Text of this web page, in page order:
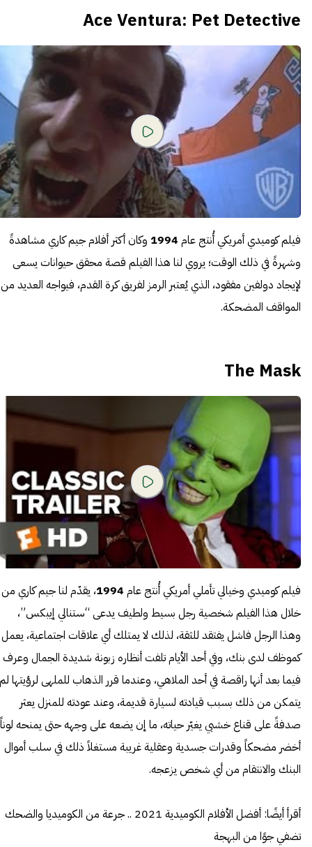
Ace Ventura: Pet Detective
فيلم كوميدي أمريكي أُنتج عام 1994 وكان أكثر أفلام جيم كاري مشاهدةً
وشهرةً في ذلك الوقت؛ يروي لنا هذا الفيلم قصة محققحيوانات يسعى
لإيجاد دولفين مفقود، الذي يُعتبر الرمز لفريق كرة القدم، فيواجه العديد من
المواقف المضحكة.
The Mask
فيلم كوميدي وخيالي تأملي أمريكي أُنتج عام 1994، يقدّم لنا جيم كاري من
خلال هذا الفيلم شخصية رجل بسيط ولطيف يدعى “ستنالي إيبكس”،
وهذا الرجل فاشل يفتقد للثقة، لذلك لا يمتلك أي علاقات اجتماعية، يعمل
كموظف لدى بنك، وفي أحد الأيام تلفت أنظاره زبونة شديدة الجمال وعرف
فيما بعد أنها راقصة في أحد الملاهي، وعندما قرر الذهاب للملهى لرؤيتها لم
يتمكن من ذلك بسبب قيادته لسيارة قديمة، وعند عودته للمنزل يعثر
صدفةً على قناع خشبي يغيّر حياته، ما إن يضعه على وجهه حتى يمنحه لوناً
أخضر مضحكاً وقدرات جسدية وعقلية غريبة مستغلاً ذلك في سلب أموال
البنك والانتقام من أي شخص يزعجه.
أقرأ أيضًا:
أفضل الأفلام الكوميدية 2021 .. جرعة من الكوميديا والضحك
تضفي جوًا من البهجة